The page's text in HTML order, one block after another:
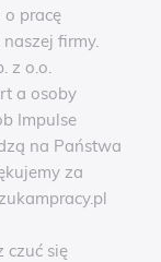
o pracę
firmy.
z o.o.
a osoby
Impulse
na Państwa
za
czuć się